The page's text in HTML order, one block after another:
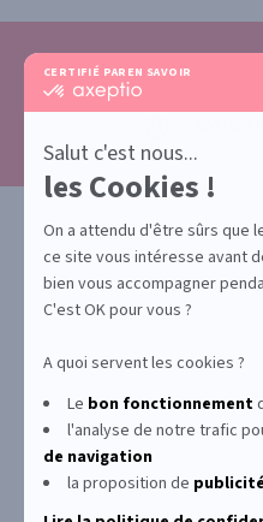
CERTIFIÉ PAR EN SAVOIR PLUS SUR
certifié
-
En
savoir
plus
sur
Axeptio
Salut c'est nous...
les Cookies !
On a attendu d'être sûrs que
ce site vous intéresse avant
bien vous accompagner
C'est OK pour vous ?
A quoi servent les cookies ?
Le bon fonctionnement
l'analyse de notre trafic
de navigation
la proposition de